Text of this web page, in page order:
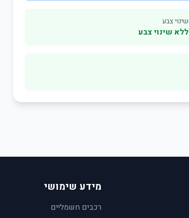
שינוי צבע
ללא שינוי צבע
מידע שימושי
רכבים חשמליים